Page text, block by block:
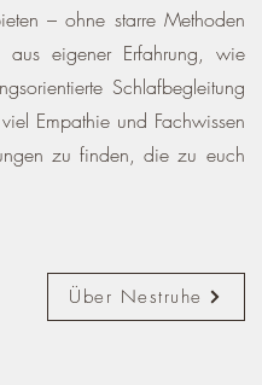
– ohne starre Methoden
eigener Erfahrung, wie
Schlafbegleitung
Empathie und Fachwissen
zu finden, die zu euch
Über Nestruhe